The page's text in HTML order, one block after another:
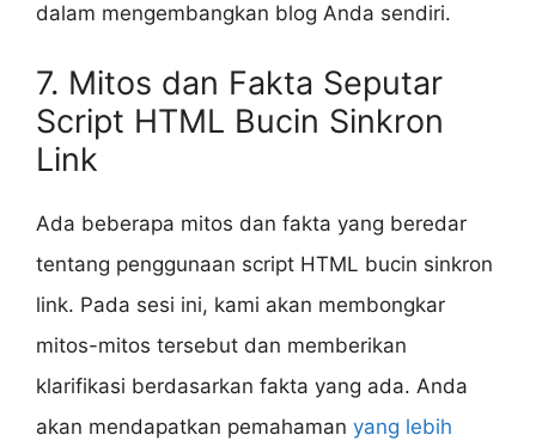
dalam mengembangkan blog Anda sendiri.
7. Mitos dan Fakta Seputar
Script HTML Bucin Sinkron
Link
Ada beberapa mitos dan fakta yang beredar
tentang penggunaan script HTML bucin sinkron
link. Pada sesi ini, kami akan membongkar
mitos-mitos tersebut dan memberikan
klarifikasi berdasarkan fakta yang ada. Anda
akan mendapatkan pemahaman yang lebih